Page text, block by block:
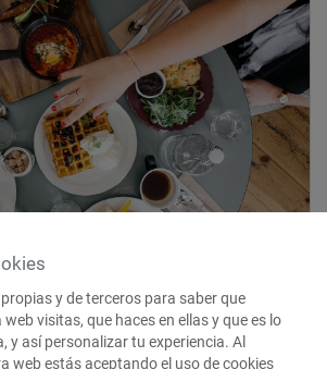
y de terceros para saber que
visitas, que haces en ellas y que es lo
y así personalizar tu experiencia. Al
web estás aceptando el uso de cookies